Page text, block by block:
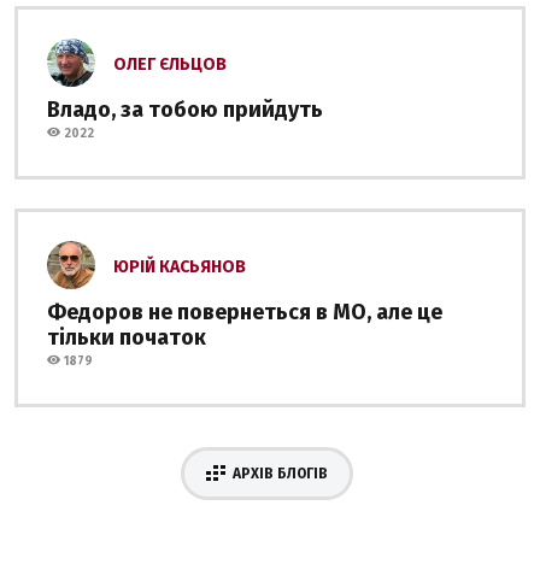
ОЛЕГ ЄЛЬЦОВ
Владо, за тобою прийдуть
2022
ЮРІЙ КАСЬЯНОВ
Федоров не повернеться в МО, але це
тільки початок
1879
АРХІВ БЛОГІВ